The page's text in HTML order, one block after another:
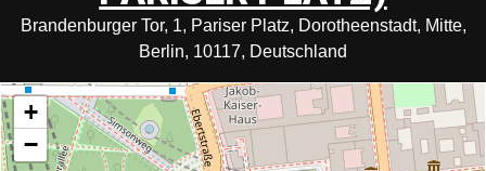
Brandenburger Tor, 1, Pariser Platz, Dorotheenstadt, Mitte,
Berlin, 10117, Deutschland
+
−